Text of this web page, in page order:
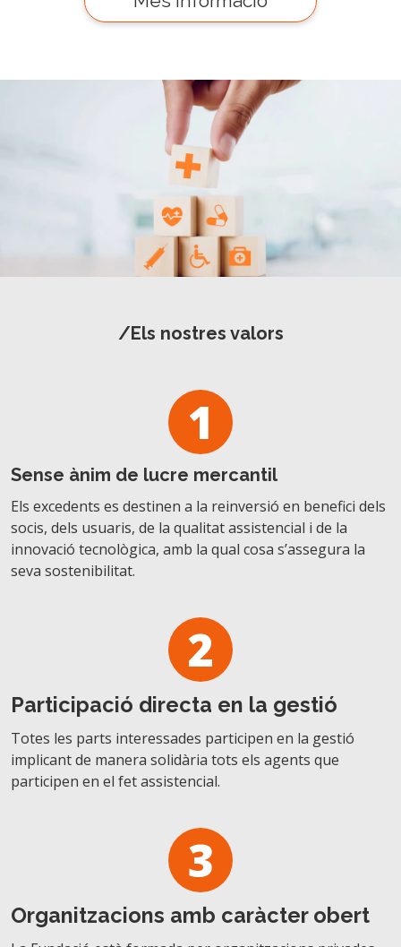
/Els nostres valors
1
Sense ànim de lucre mercantil
Els excedents es destinen a la reinversió en benefici dels
socis, dels usuaris, de la qualitat assistencial i de la
innovació tecnològica, amb la qual cosa s’assegura la
seva sostenibilitat.
2
Participació directa en la gestió
Totes les parts interessades participen en la gestió
implicant de manera solidària tots els agents que
participen en el fet assistencial.
3
Organitzacions amb caràcter obert